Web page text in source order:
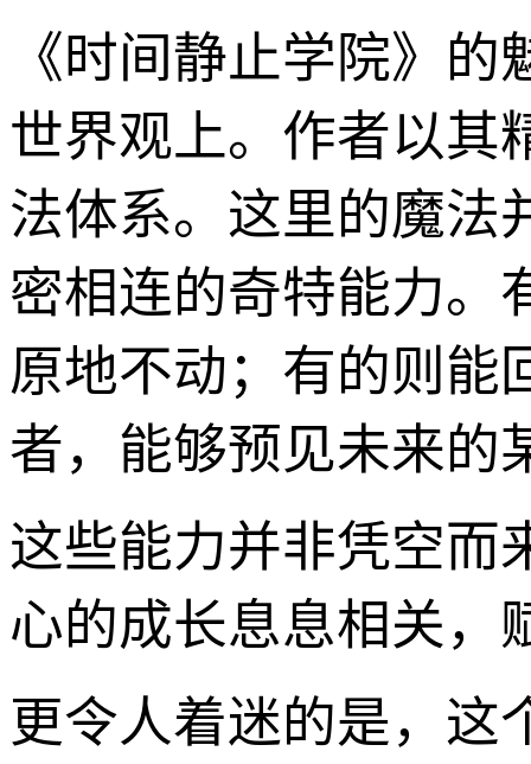
《时间静止学院》
世界观上。作者以其
法体系。这里的魔法
密相连的奇特能力。
原地不动；有的则能
者，能够预见未来的
这些能力并非凭空而
心的成长息息相关，
更令人着迷的是，这